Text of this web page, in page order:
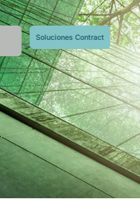
Soluciones Contract